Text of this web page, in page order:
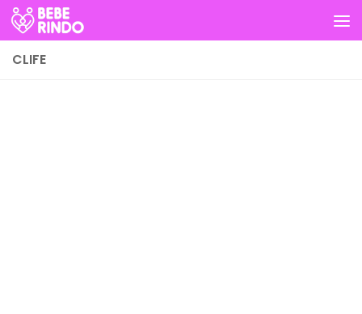
Skip to content
CLIFE